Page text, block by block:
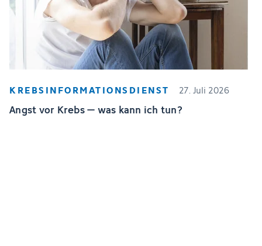
KREBSINFORMATIONSDIENST 27. Juli 2026
Angst vor Krebs – was kann ich tun?